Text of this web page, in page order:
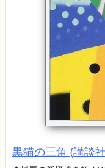
黒猫の三角 (講談